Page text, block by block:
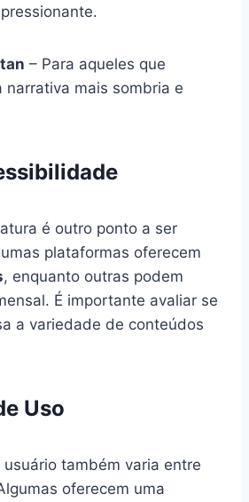
– Para aqueles que
narrativa mais sombria e
é outro ponto a ser
plataformas oferecem
, enquanto outras podem
É importante avaliar se
a variedade de conteúdos
Uso
também varia entre
oferecem uma